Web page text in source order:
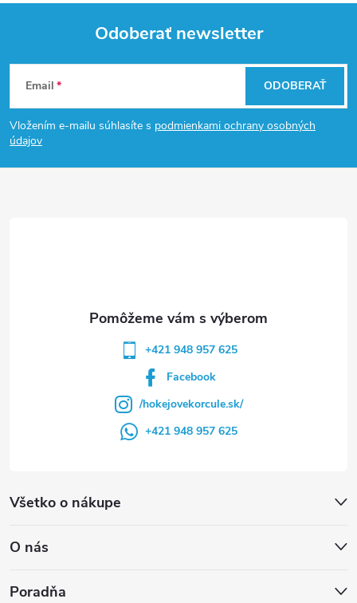
Z
á
p
Odoberať newsletter
Email
Vložením e-mailu súhlasíte s podmienkami ochrany osobných
údajov
ODOBERAŤ
Všetko o nákupe
O nás
Poradňa
+421 948 957 625
Facebook
/hokejovekorcule.sk/
+421 948 957 625